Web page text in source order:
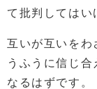
て批判してはい
互いが互いをわ
うふうに信じ
なるはずです。